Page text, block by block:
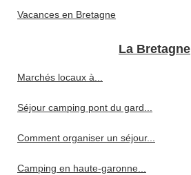
Vacances en Bretagne
La Bretagne
Marchés locaux à...
Séjour camping pont du gard...
Comment organiser un séjour...
Camping en haute-garonne...